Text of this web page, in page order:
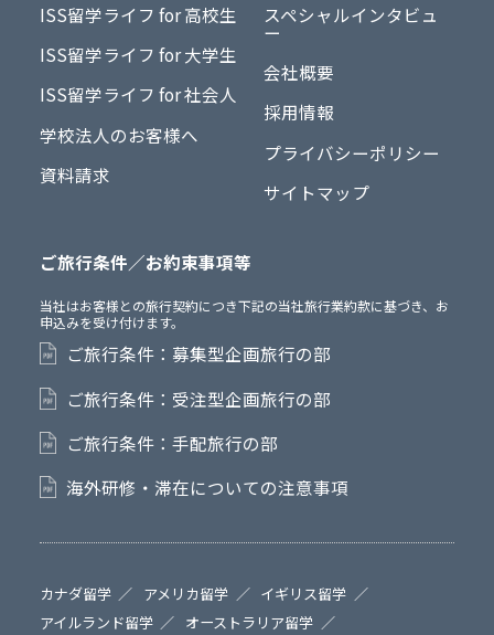
ISS留学ライフ for 高校生
ISS留学ライフ for 大学生
ISS留学ライフ for 社会人
学校法人のお客様へ
資料請求
スペシャルインタビュ
ー
会社概要
採用情報
プライバシーポリシー
サイトマップ
ご旅行条件／お約束事項等
当社はお客様との旅行契約につき下記の当社旅行業約款に基づき、お
申込みを受け付けます。
ご旅行条件：募集型企画旅行の部
ご旅行条件：受注型企画旅行の部
ご旅行条件：手配旅行の部
海外研修・滞在についての注意事項
カナダ留学 アメリカ留学
イギリス留学
アイルランド留学
オーストラリア留学